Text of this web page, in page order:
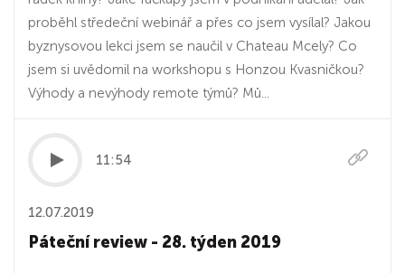
proběhl středeční webinář a přes co jsem vysílal? Jakou
byznysovou lekci jsem se naučil v Chateau Mcely? Co
jsem si uvědomil na workshopu s Honzou Kvasničkou?
Výhody a nevýhody remote týmů? Mů...
11:54
12.07.2019
Páteční review - 28. týden 2019